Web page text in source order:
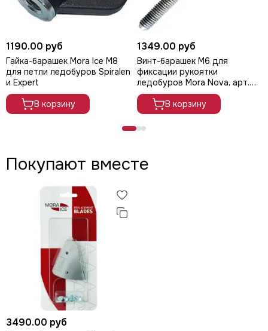
1190.00 руб
Гайка-барашек Mora Ice М8
для петли ледобуров Spiralen
и Expert
В корзину
1349.00 руб
Винт-барашек М6 для
фиксации рукоятки
ледобуров Mora Nova, арт.
21040
В корзину
Покупают вместе
3490.00 руб